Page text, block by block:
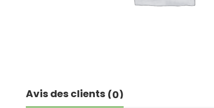
Avis des clients (0)